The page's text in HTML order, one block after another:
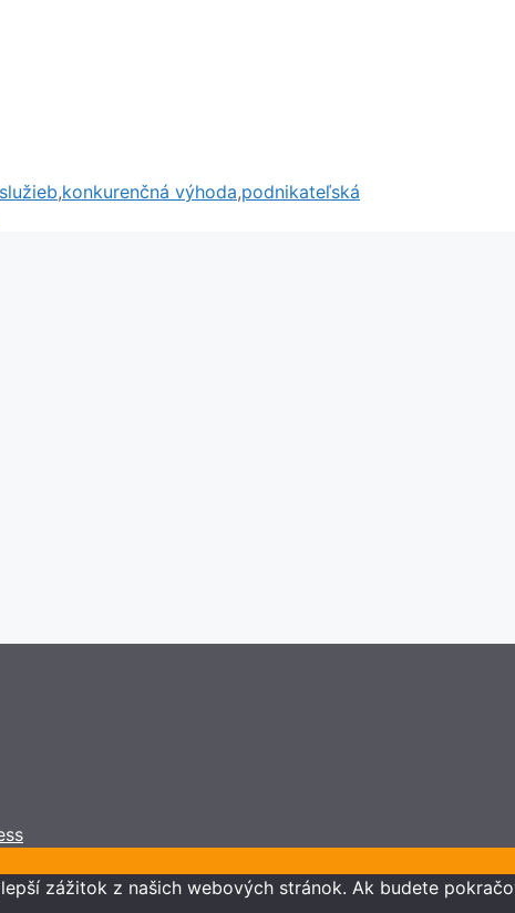
,konkurenčná výhoda,podnikateľská
zážitok z našich webových stránok. Ak budete